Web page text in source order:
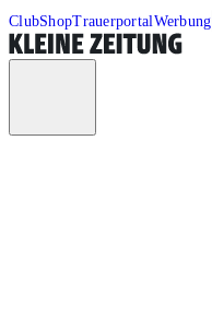
ClubShopTrauerportalWerbung